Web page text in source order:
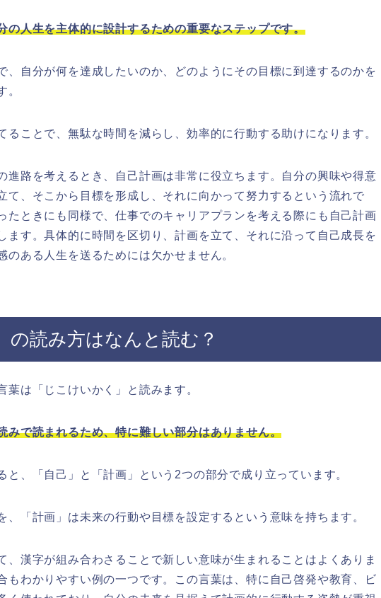
の人生を主体的に設計するための重要なステップです。
、自分が何を達成したいのか、どのようにその目標に到達するのかを
。
ることで、無駄な時間を減らし、効率的に行動する助けになります。
進路を考えるとき、自己計画は非常に役立ちます。自分の興味や得意
て、そこから目標を形成し、それに向かって努力するという流れで
たときにも同様で、仕事でのキャリアプランを考える際にも自己計画
ます。具体的に時間を区切り、計画を立て、それに沿って自己成長を
のある人生を送るためには欠かせません。
の読み方はなんと読む？
葉は「じこけいかく」と読みます。
みで読まれるため、特に難しい部分はありません。
と、「自己」と「計画」という2つの部分で成り立っています。
、「計画」は未来の行動や目標を設定するという意味を持ちます。
、漢字が組み合わさることで新しい意味が生まれることはよくありま
もわかりやすい例の一つです。この言葉は、特に自己啓発や教育、ビ